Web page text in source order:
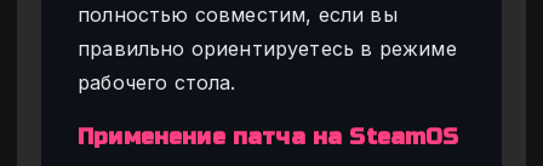
полностью совместим, если вы
правильно ориентируетесь в режиме
рабочего стола.
Применение патча на SteamOS